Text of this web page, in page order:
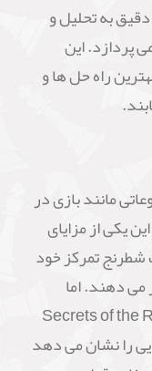
به تحلیل و
پردازد. این
راه حل ها و
مانند بازی در
یکی از مزایای
شطرنج تمرکز خود
می دهند. اما
"Secrets of
را نشان می دهد